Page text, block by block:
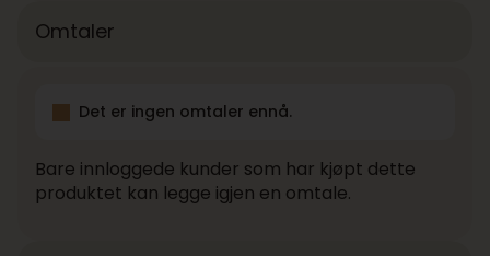
Omtaler
Det er ingen omtaler ennå.
Bare innloggede kunder som har kjøpt dette
produktet kan legge igjen en omtale.